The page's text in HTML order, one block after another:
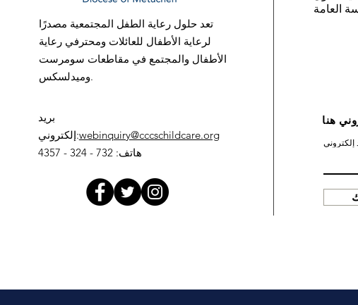
تعد حلول رعاية الطفل المجتمعية مصدرًا
لرعاية الأطفال للعائلات ومحترفي رعاية
الأطفال والمجتمع في مقاطعات سومرست
وميدلسكس.
بريد
إلكتروني:webinquiry@cccschildcare.org
هاتف: 732 - 324 - 4357
العامة
هنا
إلكتروني